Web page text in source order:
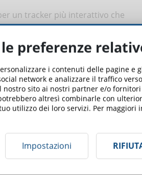
un tracker più interattivo che
Una mappa del corso cliccabile o
progresso più tradizionali sono utili
sono in grado di monitorare i
da più passaggi, puoi offrire
proposito è quello di coinvolgere
illustrarlo.
preferenze
i contenuti delle pagine e
network e analizzare il traffico
sito ai nostri partner e/o
altresì combinarle con
utilizzo dei loro servizi. Per maggiori
Impostazioni